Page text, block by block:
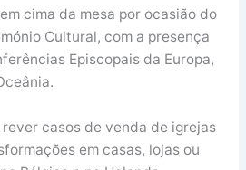
cima da mesa por ocasião do
Cultural, com a presença
Episcopais da Europa,
casos de venda de igrejas
em casas, lojas ou